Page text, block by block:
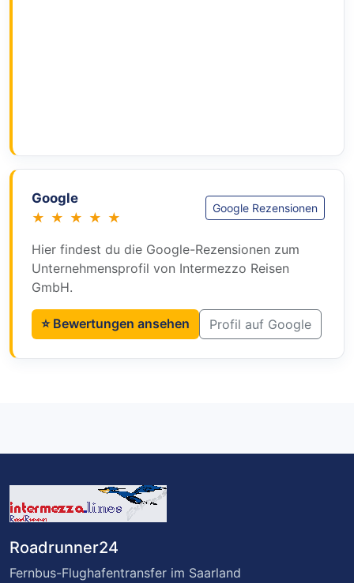
Google
★ ★ ★ ★ ★
Google Rezensionen
Hier findest du die Google-Rezensionen zum
Unternehmensprofil von Intermezzo Reisen
GmbH.
⭐ Bewertungen ansehen Profil auf Google
Roadrunner24
Fernbus-Flughafentransfer im Saarland